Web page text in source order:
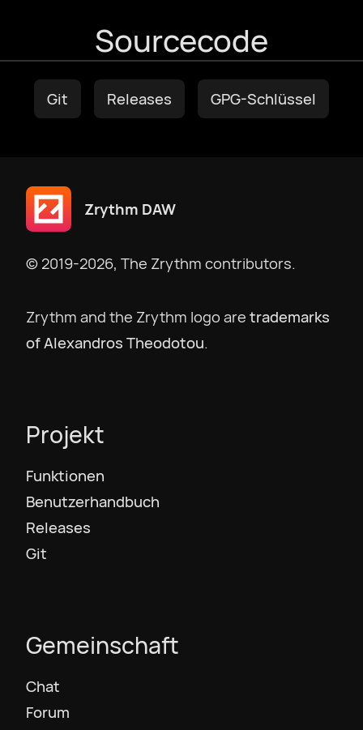
हिन्दी
magyar nyelv
Italiano
日本語
한국어
Bokmål
Nederlands
Polski
Português BR
Русский
Sourcecode
Git Releases GPG-Schlüssel
Zrythm DAW
© 2019-2026, The Zrythm contributors.
Zrythm and the Zrythm logo aretrademarks
of Alexandros Theodotou.
Projekt
Funktionen
Benutzerhandbuch
Releases
Git
Gemeinschaft
Chat
Forum